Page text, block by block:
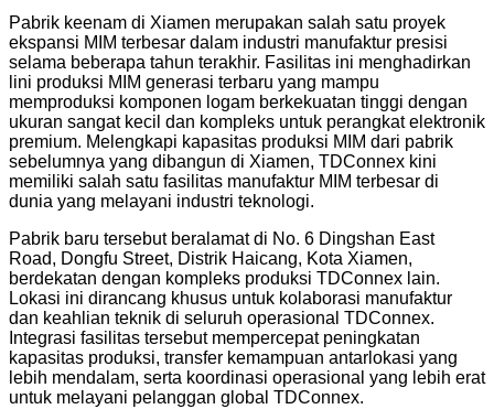
Pabrik keenam di Xiamen merupakan salah satu proyek
ekspansi MIM terbesar dalam industri manufaktur presisi
selama beberapa tahun terakhir. Fasilitas ini menghadirkan
lini produksi MIM generasi terbaru yang mampu
memproduksi komponen logam berkekuatan tinggi dengan
ukuran sangat kecil dan kompleks untuk perangkat elektronik
premium. Melengkapi kapasitas produksi MIM dari pabrik
sebelumnya yang dibangun di Xiamen, TDConnex kini
memiliki salah satu fasilitas manufaktur MIM terbesar di
dunia yang melayani industri teknologi.
Pabrik baru tersebut beralamat di No. 6 Dingshan East
Road, Dongfu Street, Distrik Haicang, Kota Xiamen,
berdekatan dengan kompleks produksi TDConnex lain.
Lokasi ini dirancang khusus untuk kolaborasi manufaktur
dan keahlian teknik di seluruh operasional TDConnex.
Integrasi fasilitas tersebut mempercepat peningkatan
kapasitas produksi, transfer kemampuan antarlokasi yang
lebih mendalam, serta koordinasi operasional yang lebih erat
untuk melayani pelanggan global TDConnex.